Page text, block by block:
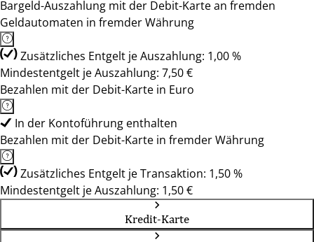
Bargeld-Auszahlung mit der Debit-Karte an fremden
Geldautomaten in fremder Währung
Zusätzliches Entgelt je Auszahlung: 1,00 %
Mindestentgelt je Auszahlung: 7,50 €
Bezahlen mit der Debit-Karte in Euro
In der Kontoführung enthalten
Bezahlen mit der Debit-Karte in fremder Währung
Zusätzliches Entgelt je Transaktion: 1,50 %
Mindestentgelt je Auszahlung: 1,50 €
Kredit-Karte